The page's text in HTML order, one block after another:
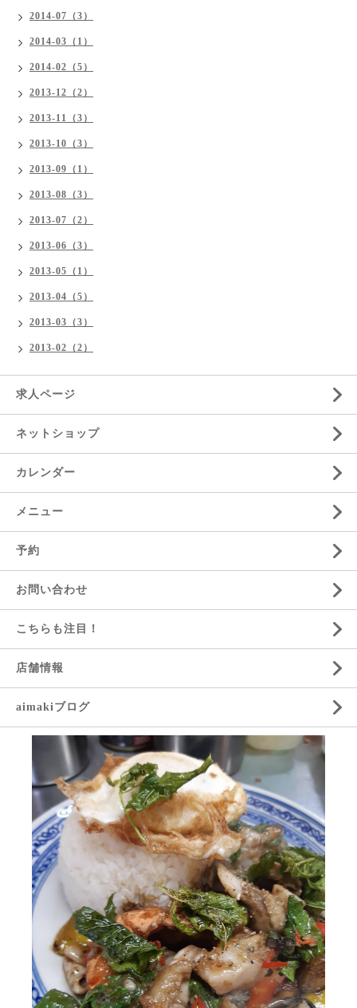
2014-07（3）
2014-03（1）
2014-02（5）
2013-12（2）
2013-11（3）
2013-10（3）
2013-09（1）
2013-08（3）
2013-07（2）
2013-06（3）
2013-05（1）
2013-04（5）
2013-03（3）
2013-02（2）
求人ページ
ネットショップ
カレンダー
メニュー
予約
お問い合わせ
こちらも注目！
店舗情報
aimakiブログ